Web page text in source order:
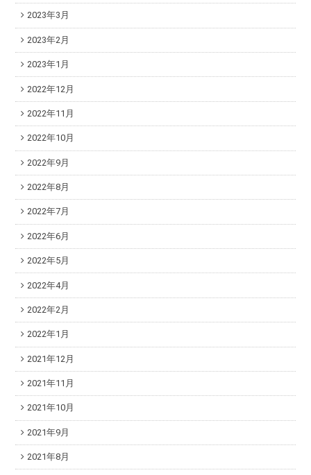
2023年3月
2023年2月
2023年1月
2022年12月
2022年11月
2022年10月
2022年9月
2022年8月
2022年7月
2022年6月
2022年5月
2022年4月
2022年2月
2022年1月
2021年12月
2021年11月
2021年10月
2021年9月
2021年8月